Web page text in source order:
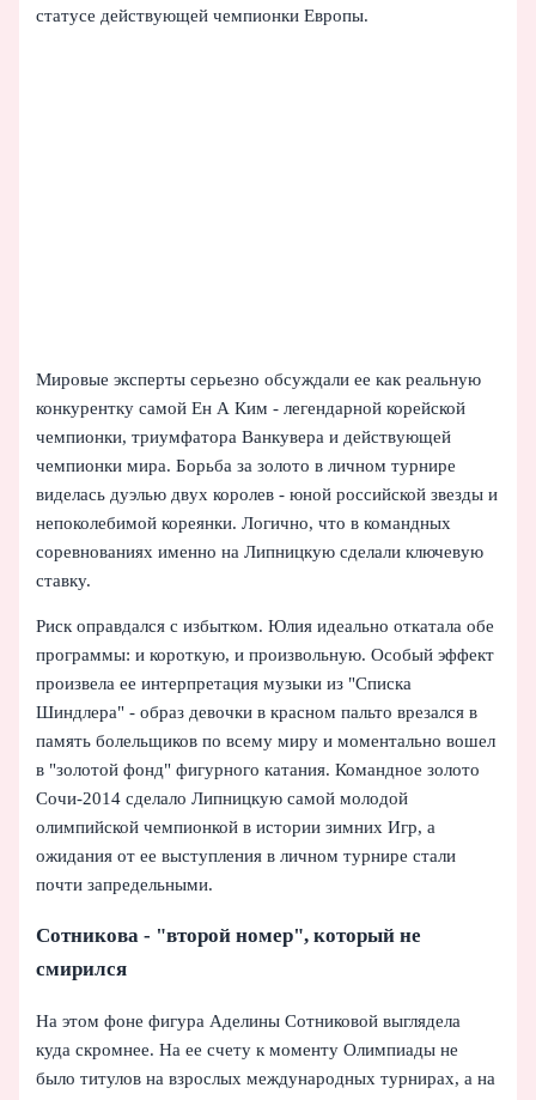
статусе действующей чемпионки Европы.
Мировые эксперты серьезно обсуждали ее как реальную
конкурентку самой Ен А Ким - легендарной корейской
чемпионки, триумфатора Ванкувера и действующей
чемпионки мира. Борьба за золото в личном турнире
виделась дуэлью двух королев - юной российской звезды и
непоколебимой кореянки. Логично, что в командных
соревнованиях именно на Липницкую сделали ключевую
ставку.
Риск оправдался с избытком. Юлия идеально откатала обе
программы: и короткую, и произвольную. Особый эффект
произвела ее интерпретация музыки из "Списка
Шиндлера" - образ девочки в красном пальто врезался в
память болельщиков по всему миру и моментально вошел
в "золотой фонд" фигурного катания. Командное золото
Сочи-2014 сделало Липницкую самой молодой
олимпийской чемпионкой в истории зимних Игр, а
ожидания от ее выступления в личном турнире стали
почти запредельными.
Сотникова - "второй номер", который не
смирился
На этом фоне фигура Аделины Сотниковой выглядела
куда скромнее. На ее счету к моменту Олимпиады не
было титулов на взрослых международных турнирах, а на